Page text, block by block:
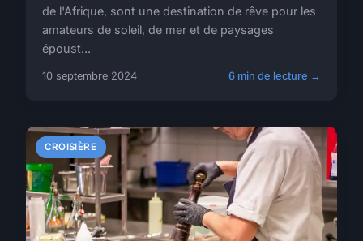
de l'Afrique, sont une destination de rêve pour les
amateurs de soleil, de mer et de paysages
époust...
10 septembre 2024 6 min de lecture →
CROISIÈRE